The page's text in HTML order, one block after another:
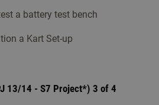
a battery test bench
a Kart Set-up
13/14 - S7 Project*) 3 of 4